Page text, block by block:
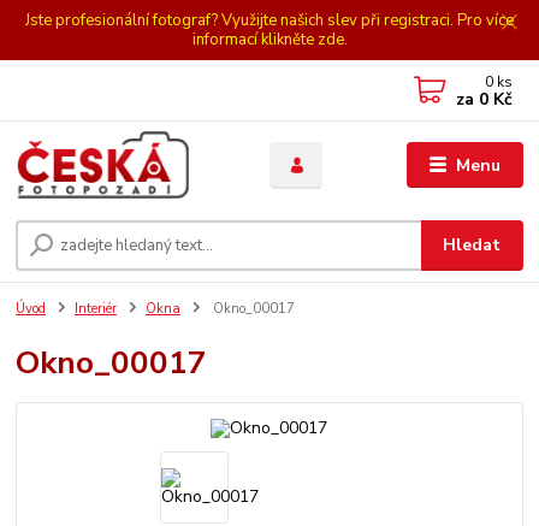
Jste profesionální fotograf? Využijte našich slev při registraci. Pro více
informací klikněte zde.
Menu
Hledat
0 ks
za 0 Kč
Úvod Interiér Okna Okno_00017
Okno_00017